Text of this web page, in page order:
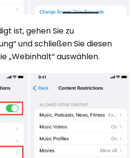
ist, gehen Sie zu
und schließen Sie diesen
„Webinhalt“ auswählen.